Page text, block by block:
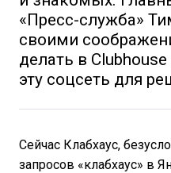
«Пресс-служба»
своими
делать в
эту соцсеть для
Сейчас Клабхаус,
запросов «клабхаус» в